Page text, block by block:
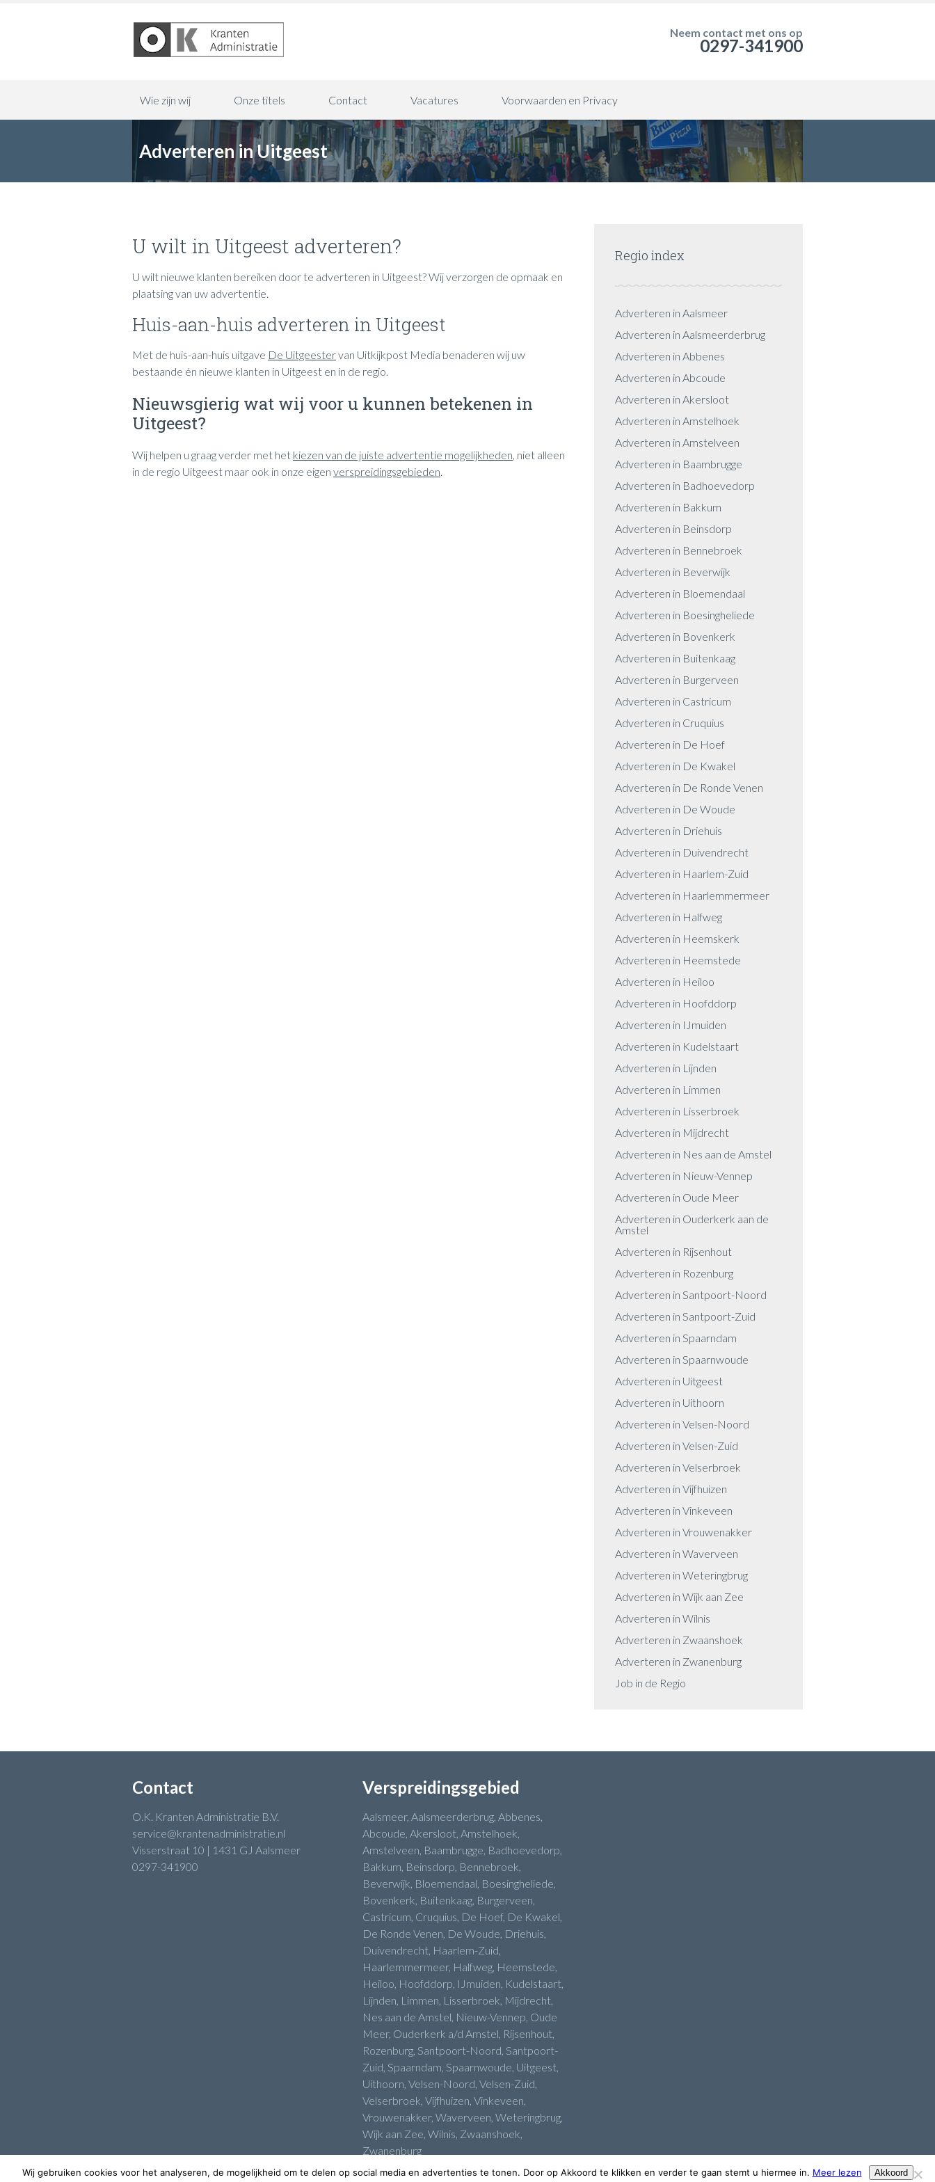
Neem contact met ons op
0297-341900
Wie zijn wij Onze titels Contact Vacatures Voorwaarden en Privacy
Adverteren in Uitgeest
U wilt in Uitgeest adverteren?
U wilt nieuwe klanten bereiken door te adverteren in Uitgeest? Wij verzorgen de opmaak en
plaatsing van uw advertentie.
Huis-aan-huis adverteren in Uitgeest
Met de huis-aan-huis uitgave De Uitgeestervan Uitkijkpost Media benaderen wij uw
bestaande én nieuwe klanten in Uitgeest en in de regio.
Nieuwsgierig wat wij voor u kunnen betekenen in
Uitgeest?
Wij helpen u graag verder met het kiezen van de juiste advertentie mogelijkheden, niet alleen
in de regio Uitgeest maar ook in onze eigen verspreidingsgebieden.
Regio index
Adverteren in Aalsmeer
Adverteren in Aalsmeerderbrug
Adverteren in Abbenes
Adverteren in Abcoude
Adverteren in Akersloot
Adverteren in Amstelhoek
Adverteren in Amstelveen
Adverteren in Baambrugge
Adverteren in Badhoevedorp
Adverteren in Bakkum
Adverteren in Beinsdorp
Adverteren in Bennebroek
Adverteren in Beverwijk
Adverteren in Bloemendaal
Adverteren in Boesingheliede
Adverteren in Bovenkerk
Adverteren in Buitenkaag
Adverteren in Burgerveen
Adverteren in Castricum
Adverteren in Cruquius
Adverteren in De Hoef
Adverteren in De Kwakel
Adverteren in De Ronde Venen
Adverteren in De Woude
Adverteren in Driehuis
Adverteren in Duivendrecht
Adverteren in Haarlem-Zuid
Adverteren in Haarlemmermeer
Adverteren in Halfweg
Adverteren in Heemskerk
Adverteren in Heemstede
Adverteren in Heiloo
Adverteren in Hoofddorp
Adverteren in IJmuiden
Adverteren in Kudelstaart
Adverteren in Lijnden
Adverteren in Limmen
Adverteren in Lisserbroek
Adverteren in Mijdrecht
Adverteren in Nes aan de Amstel
Adverteren in Nieuw-Vennep
Adverteren in Oude Meer
Adverteren in Ouderkerk aan de
Amstel
Adverteren in Rijsenhout
Adverteren in Rozenburg
Adverteren in Santpoort-Noord
Adverteren in Santpoort-Zuid
Adverteren in Spaarndam
Adverteren in Spaarnwoude
Adverteren in Uitgeest
Adverteren in Uithoorn
Adverteren in Velsen-Noord
Adverteren in Velsen-Zuid
Adverteren in Velserbroek
Adverteren in Vijfhuizen
Adverteren in Vinkeveen
Adverteren in Vrouwenakker
Adverteren in Waverveen
Adverteren in Weteringbrug
Adverteren in Wijk aan Zee
Adverteren in Wilnis
Adverteren in Zwaanshoek
Adverteren in Zwanenburg
Job in de Regio
Contact
O.K. Kranten Administratie B.V.
service@krantenadministratie.nl
Visserstraat 10 | 1431 GJ Aalsmeer
0297-341900
Verspreidingsgebied
Aalsmeer, Aalsmeerderbrug, Abbenes,
Abcoude, Akersloot, Amstelhoek,
Amstelveen, Baambrugge, Badhoevedorp,
Bakkum, Beinsdorp, Bennebroek,
Beverwijk, Bloemendaal, Boesingheliede,
Bovenkerk, Buitenkaag, Burgerveen,
Castricum, Cruquius, De Hoef, De Kwakel,
De Ronde Venen, De Woude, Driehuis,
Duivendrecht, Haarlem-Zuid,
Haarlemmermeer, Halfweg, Heemstede,
Heiloo, Hoofddorp, IJmuiden, Kudelstaart,
Lijnden, Limmen, Lisserbroek, Mijdrecht,
Nes aan de Amstel, Nieuw-Vennep, Oude
Meer, Ouderkerk a/d Amstel, Rijsenhout,
Rozenburg, Santpoort-Noord, Santpoort-
Zuid, Spaarndam, Spaarnwoude, Uitgeest,
Uithoorn, Velsen-Noord, Velsen-Zuid,
Velserbroek, Vijfhuizen, Vinkeveen,
Vrouwenakker, Waverveen, Weteringbrug,
Wijk aan Zee, Wilnis, Zwaanshoek,
Zwanenburg
Wij gebruiken cookies voor het analyseren, de mogelijkheid om te delen op social media en advertenties te tonen. Door op Akkoord te klikken en verder te gaan stemt u hiermee in. Meer lezen Akkoord